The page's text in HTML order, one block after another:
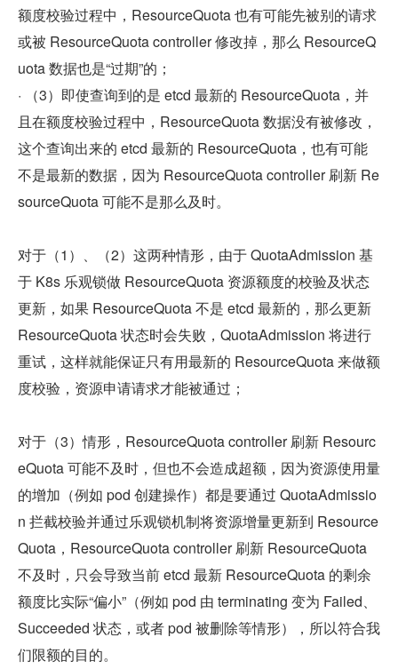
额度校验过程中，ResourceQuota 也有可能先被别的请求
或被 ResourceQuota controller 修改掉，那么 ResourceQ
uota 数据也是“过期”的；
· （3）即使查询到的是 etcd 最新的 ResourceQuota，并
且在额度校验过程中，ResourceQuota 数据没有被修改，
这个查询出来的 etcd 最新的 ResourceQuota，也有可能
不是最新的数据，因为 ResourceQuota controller 刷新 Re
sourceQuota 可能不是那么及时。
对于（1）、（2）这两种情形，由于 QuotaAdmission 基
于 K8s 乐观锁做 ResourceQuota 资源额度的校验及状态
更新，如果 ResourceQuota 不是 etcd 最新的，那么更新
ResourceQuota 状态时会失败，QuotaAdmission 将进行
重试，这样就能保证只有用最新的 ResourceQuota 来做额
度校验，资源申请请求才能被通过；
对于（3）情形，ResourceQuota controller 刷新 Resourc
eQuota 可能不及时，但也不会造成超额，因为资源使用量
的增加（例如 pod 创建操作）都是要通过 QuotaAdmissio
n 拦截校验并通过乐观锁机制将资源增量更新到 Resource
Quota，ResourceQuota controller 刷新 ResourceQuota
不及时，只会导致当前 etcd 最新 ResourceQuota 的剩余
额度比实际“偏小”（例如 pod 由 terminating 变为 Failed、
Succeeded 状态，或者 pod 被删除等情形），所以符合我
们限额的目的。